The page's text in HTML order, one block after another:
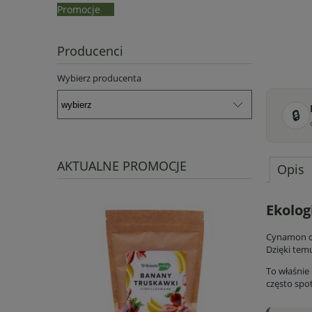
Promocje
Producenci
Wybierz producenta
AKTUALNE PROMOCJE
🔒
Opis
Cynamon
Dzięki
To
często